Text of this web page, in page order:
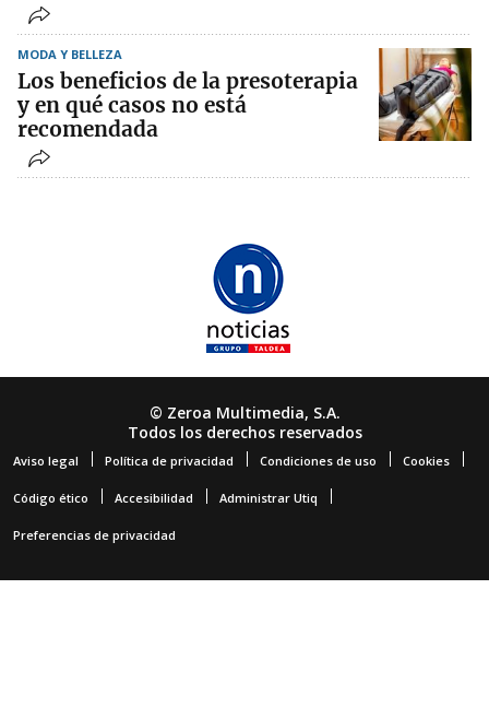
MODA Y BELLEZA
Los beneficios de la presoterapia
y en qué casos no está
recomendada
© Zeroa Multimedia, S.A.
Todos los derechos reservados
Aviso legal Política de privacidad Condiciones de uso Cookies
Código ético Accesibilidad Administrar Utiq
Preferencias de privacidad